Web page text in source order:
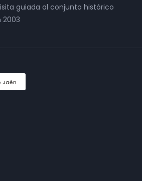
guiada al conjunto histórico
Jaén